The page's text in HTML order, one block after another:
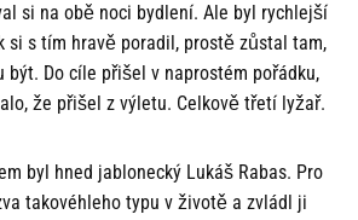
si na obě noci bydlení. Ale byl rychlejší
si s tím hravě poradil, prostě zůstal tam,
být. Do cíle přišel v naprostém pořádku,
že přišel z výletu. Celkově třetí lyžař.
byl hned jablonecký Lukáš Rabas. Pro
takovéhleho typu v životě a zvládl ji